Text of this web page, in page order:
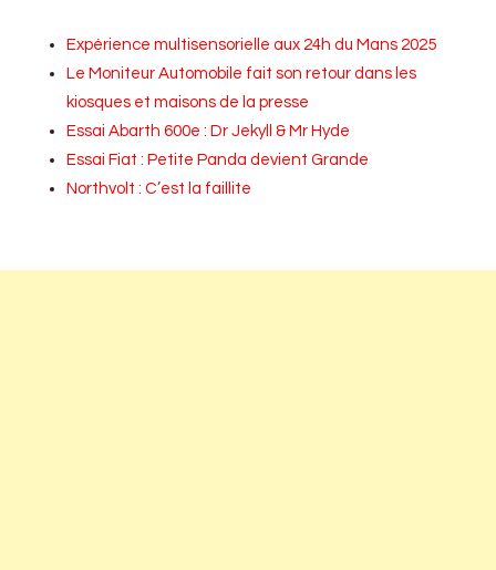
Expérience multisensorielle aux 24h du Mans 2025
Le Moniteur Automobile fait son retour dans les
kiosques et maisons de la presse
Essai Abarth 600e : Dr Jekyll & Mr Hyde
Essai Fiat : Petite Panda devient Grande
Northvolt : C’est la faillite